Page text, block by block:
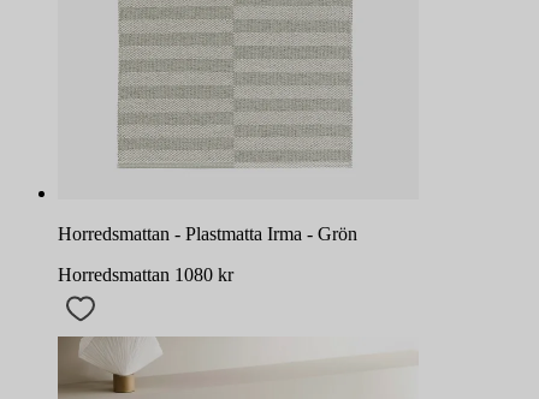
Horredsmattan - Plastmatta Irma - Grön
Horredsmattan 1080 kr